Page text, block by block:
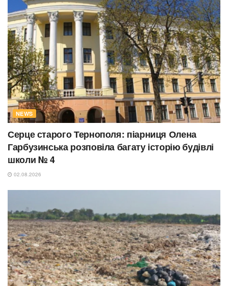
NEWS
Серце старого Тернополя: піарниця Олена
Гарбузинська розповіла багату історію будівлі
школи № 4
02.08.2026